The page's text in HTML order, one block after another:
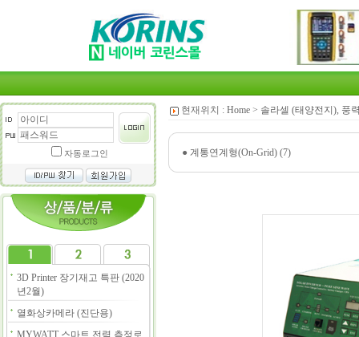
자동로그인
3D Printer 장기재고 특판 (2020
년2월)
열화상카메라 (진단용)
MYWATT 스마트 전력 측정로
현재위치 : Home > 솔라셀 (태양전지), 풍
● 계통연계형(On-Grid) (7)